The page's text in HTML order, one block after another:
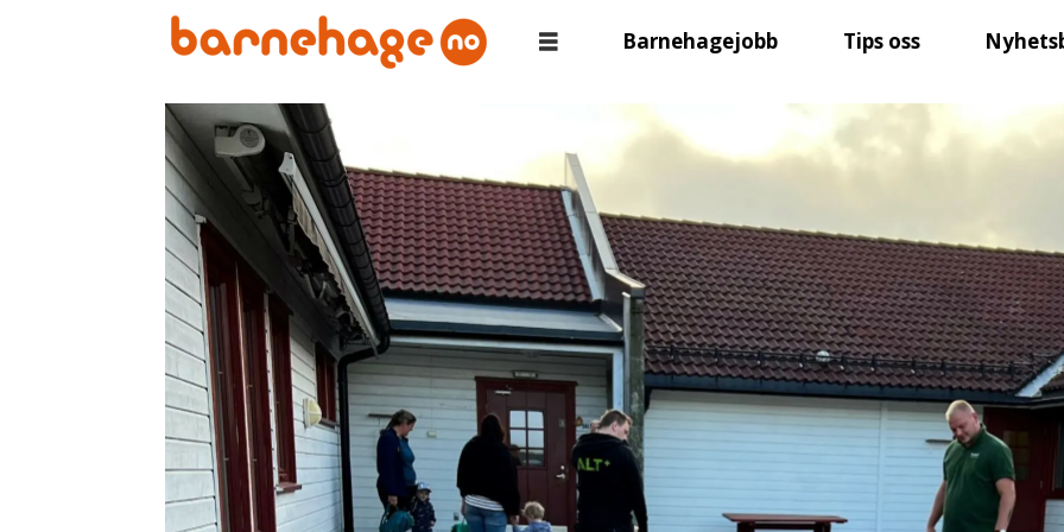
Barnehagejobb Tips oss